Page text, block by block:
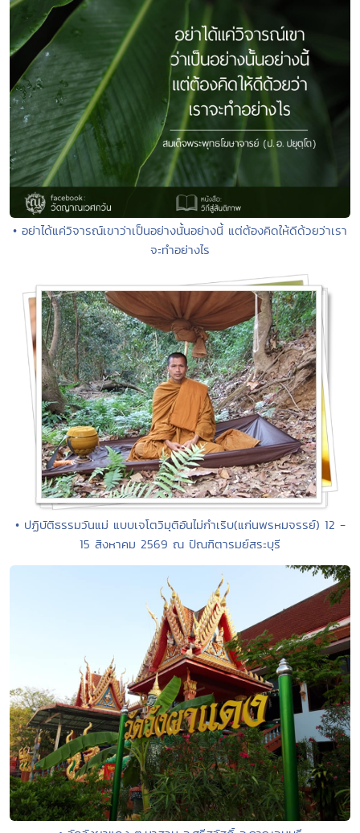
• อย่าได้แค่วิจารณ์เขาว่าเป็นอย่างนั้นอย่างนี้ แต่ต้องคิดให้ดีด้วยว่าเรา
จะทำอย่างไร
• ปฏิบัติธรรมวันแม่ แบบเจโตวิมุติอันไม่กำเริบ(แก่นพรหมจรรย์) 12 -
15 สิงหาคม 2569 ณ ปัณฑิตารมย์สระบุรี